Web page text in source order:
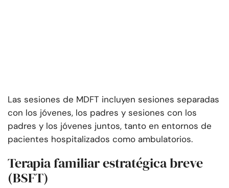
Las sesiones de MDFT incluyen sesiones separadas
con los jóvenes, los padres y sesiones con los
padres y los jóvenes juntos, tanto en entornos de
pacientes hospitalizados como ambulatorios.
Terapia familiar estratégica breve
(BSFT)